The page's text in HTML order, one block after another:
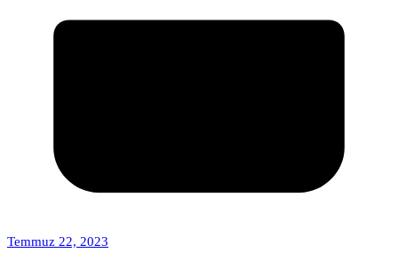
Temmuz 22, 2023